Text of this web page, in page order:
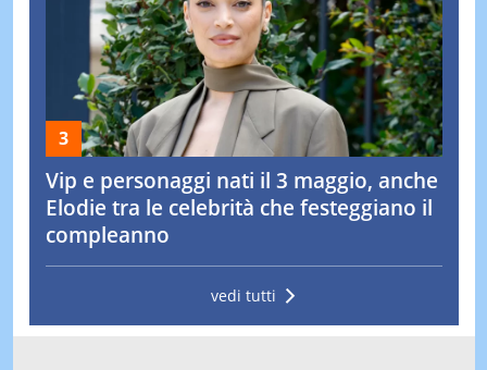
Vip e personaggi nati il 3 maggio, anche
Elodie tra le celebrità che festeggiano il
compleanno
vedi tutti